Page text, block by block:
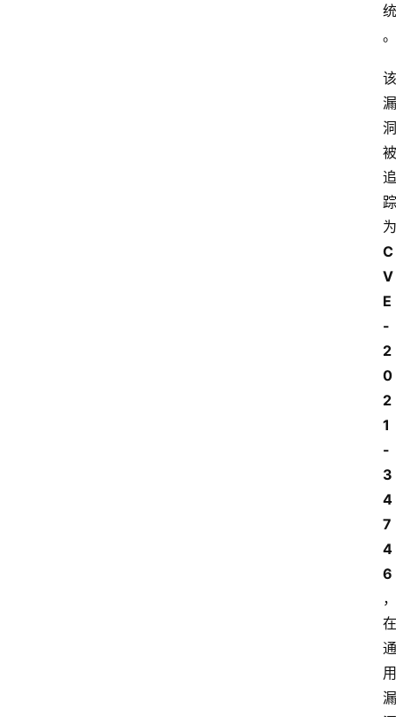
统
。
该
漏
洞
被
追
踪
为
C
V
E
-
2
0
2
1
-
3
4
7
4
6
，
在
通
用
漏